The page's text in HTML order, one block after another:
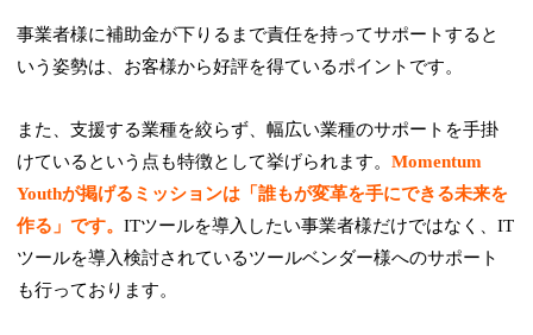
事業者様に補助金が下りるまで責任を持ってサポートすると
いう姿勢は、お客様から好評を得ているポイントです。
また、支援する業種を絞らず、幅広い業種のサポートを手掛
けているという点も特徴として挙げられます。Momentum
Youthが掲げるミッションは「誰もが変革を手にできる未来を
作る」です。ITツールを導入したい事業者様だけではなく、IT
ツールを導入検討されているツールベンダー様へのサポート
も行っております。